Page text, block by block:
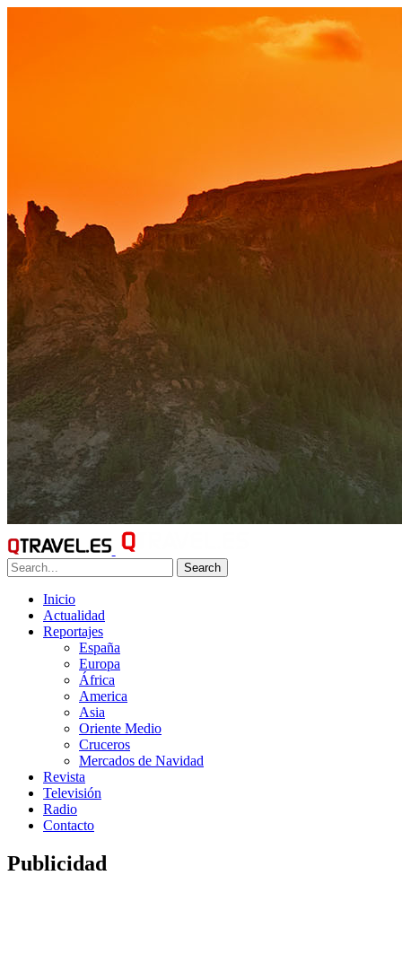
Search
Inicio
Actualidad
Reportajes
España
Europa
África
America
Asia
Oriente Medio
Cruceros
Mercados de Navidad
Revista
Televisión
Radio
Contacto
Publicidad